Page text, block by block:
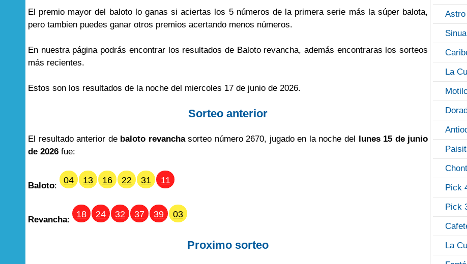
El premio mayor del baloto lo ganas si aciertas los 5 números de la primera serie más la súper balota,
pero tambien puedes ganar otros premios acertando menos números.
En nuestra página podrás encontrar los resultados de Baloto revancha, además encontraras los sorteos
más recientes.
Estos son los resultados de la noche del miercoles 17 de junio de 2026.
Sorteo anterior
El resultado anterior de baloto revanchasorteo número 2670, jugado en la noche del lunes 15 de junio
de 2026 fue:
Baloto:
04 13 16 22 31 11
Revancha:
18 24 32 37 39 03
Proximo sorteo
Astro
La
Pick
Pick
La